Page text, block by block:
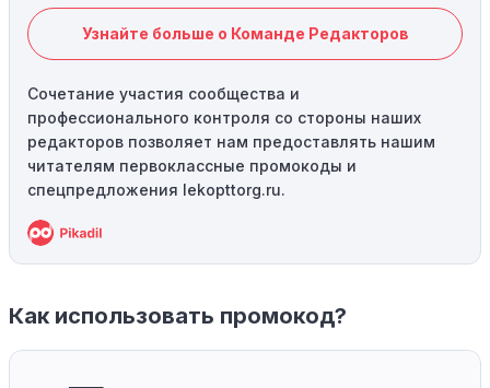
Узнайте больше о Команде Редакторов
Сочетание участия сообщества и
профессионального контроля со стороны наших
редакторов позволяет нам предоставлять нашим
читателям первоклассные промокоды и
спецпредложения lekopttorg.ru.
Как использовать промокод?